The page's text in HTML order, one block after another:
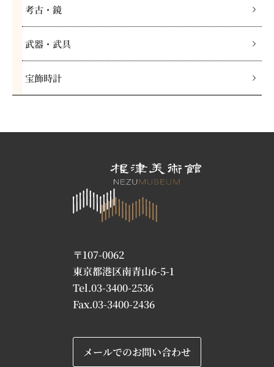
考古・鏡
武器・武具
宝飾時計
〒107-0062
東京都港区南青山6-5-1
Tel.03-3400-2536
Fax.03-3400-2436
メールでのお問い合わせ